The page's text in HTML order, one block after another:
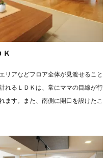
リアなどフロア全体が見渡せること
れるＬＤＫは、常にママの目線が行
ます。また、南側に開口を設けたこ